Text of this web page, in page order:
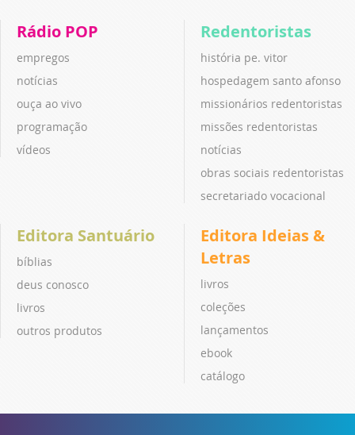
Rádio POP
empregos
notícias
ouça ao vivo
programação
vídeos
Redentoristas
história pe. vitor
hospedagem santo afonso
missionários redentoristas
missões redentoristas
notícias
obras sociais redentoristas
secretariado vocacional
Editora Santuário
bíblias
deus conosco
livros
outros produtos
Editora Ideias &
Letras
livros
coleções
lançamentos
ebook
catálogo